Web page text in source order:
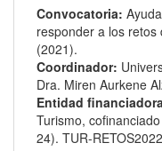
Convocatoria:
responder a los
(2021).
Coordinador:
Dra. Miren Aurkene
Entidad
Turismo,
24). TUR-